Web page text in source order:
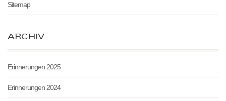
Sitemap
ARCHIV
Erinnerungen 2025
Erinnerungen 2024